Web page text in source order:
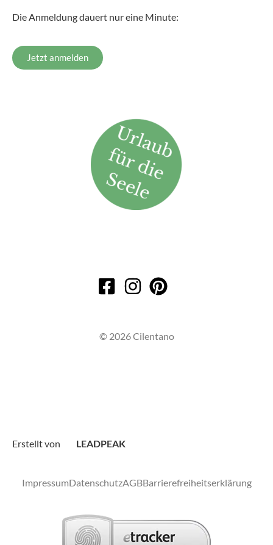
Die Anmeldung dauert nur eine Minute:
Jetzt anmelden
© 2026 Cilentano
Erstellt von LEADPEAK
ImpressumDatenschutzAGBBarrierefreiheitserklärung